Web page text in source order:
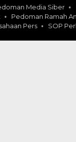
Media Siber
Pedoman Ramah
Pers
SOP